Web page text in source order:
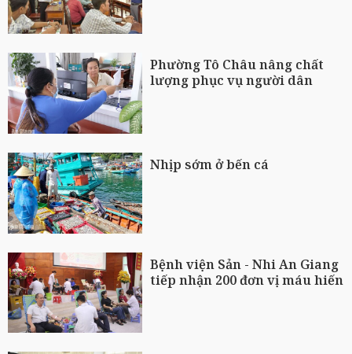
Phường Tô Châu nâng chất
lượng phục vụ người dân
Nhịp sớm ở bến cá
Bệnh viện Sản - Nhi An Giang
tiếp nhận 200 đơn vị máu hiến